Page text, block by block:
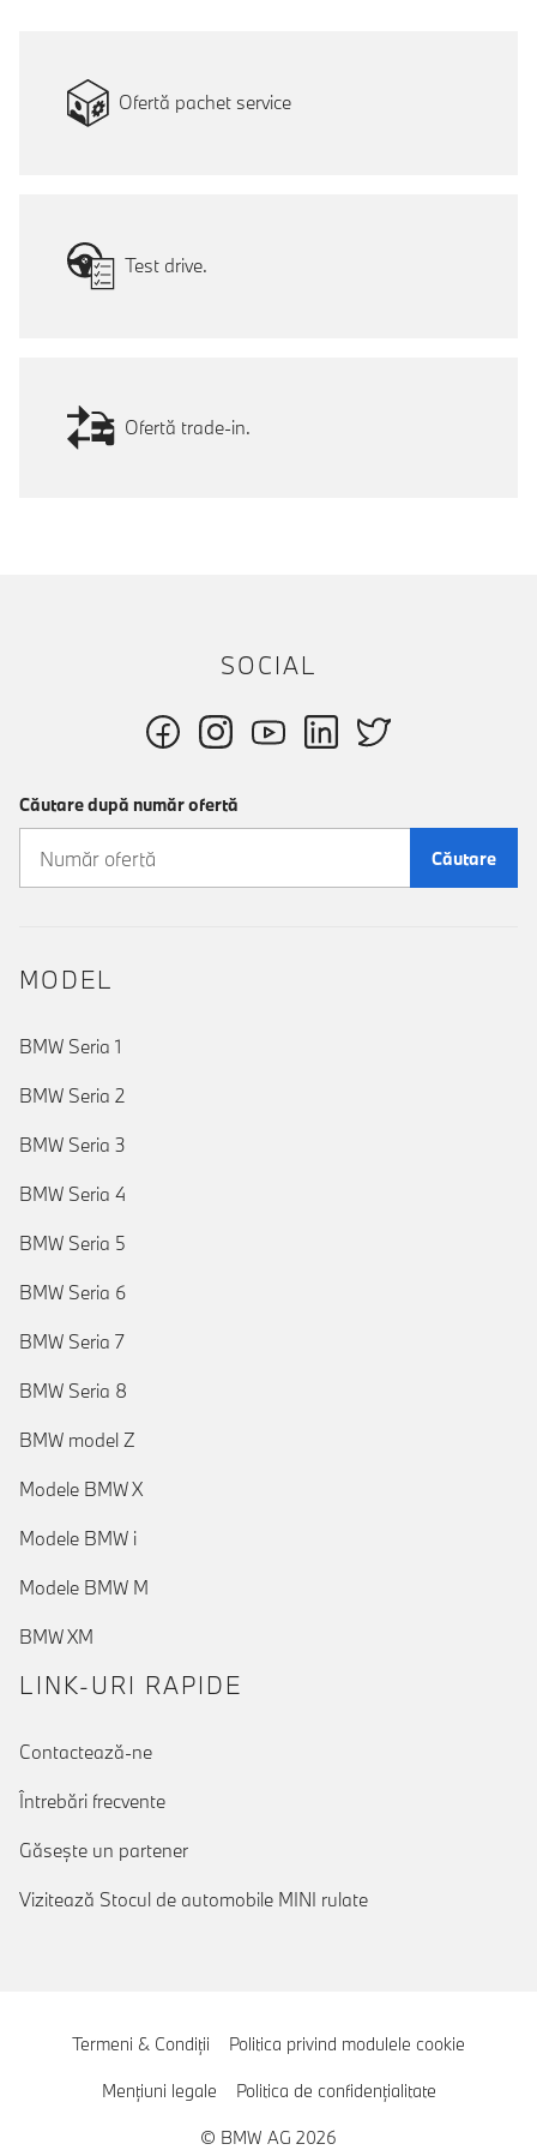
Ofertă pachet service
Test drive.
Ofertă trade-in.
SOCIAL
Căutare după număr ofertă
Căutare
MODEL
BMW Seria 1
BMW Seria 2
BMW Seria 3
BMW Seria 4
BMW Seria 5
BMW Seria 6
BMW Seria 7
BMW Seria 8
BMW model Z
Modele BMW X
Modele BMW i
Modele BMW M
BMW XM
LINK-URI RAPIDE
Contactează-ne
Întrebări frecvente
Găseşte un partener
Vizitează Stocul de automobile MINI rulate
Termeni & Condiţii Politica privind modulele cookie
Menţiuni legale Politica de confidenţialitate
© BMW AG 2026